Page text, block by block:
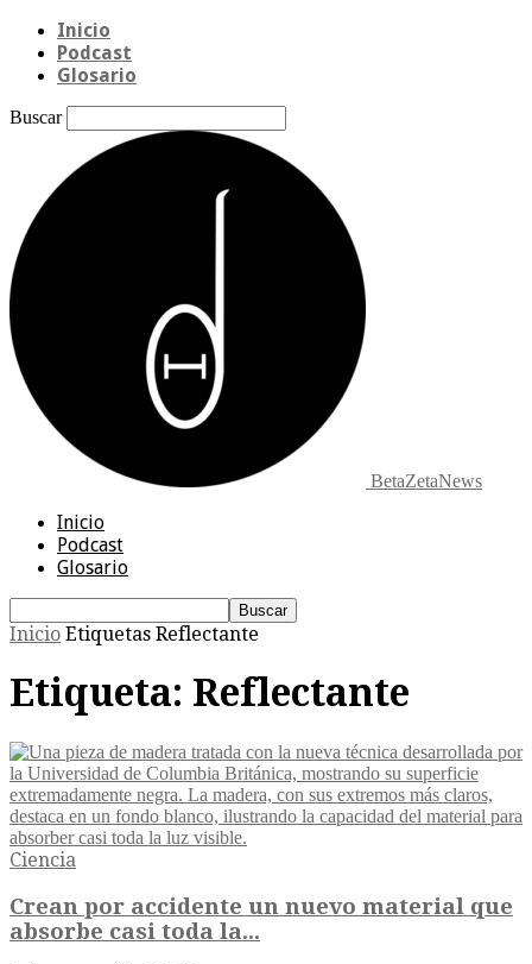
Inicio
Podcast
Glosario
Buscar
BetaZetaNews
Inicio
Podcast
Glosario
Inicio Etiquetas Reflectante
Etiqueta: Reflectante
Ciencia
Crean por accidente un nuevo material que
absorbe casi toda la...